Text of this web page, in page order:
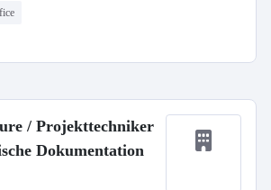
/ Projekttechniker
Dokumentation